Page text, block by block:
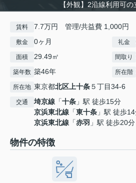
【外観】2沿線利用可の
賃料 7.7万円 管理/共益費 1,000円
敷金 0ヶ月 礼金
面積 29.49㎡ 間取り
築年数 築46年 所在階
所在地 東京都北区上十条５丁目34-6
交通 埼京線 「十条 」駅 徒歩15分
京浜東北線 「東十条 」駅 徒歩
京浜東北線 「赤羽 」駅 徒歩20分
物件の特徴